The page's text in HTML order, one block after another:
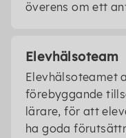
överens om ett
Elevhälsoteam
Elevhälsoteamet
förebyggande
lärare, för att
ha goda